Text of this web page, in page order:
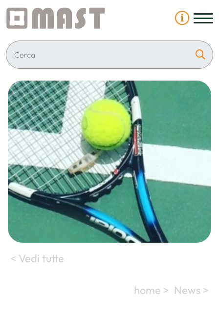
< Vedi tutte
home > News >